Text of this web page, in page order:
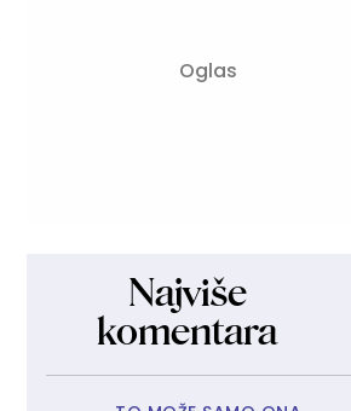
Najviše
komentara